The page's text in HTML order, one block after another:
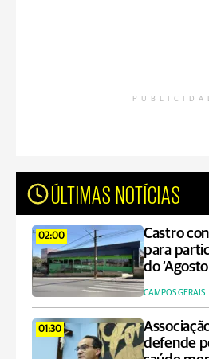
ÚLTIMAS NOTÍCIAS
02:00
Castro
para
do
CAMPOS GERAIS
01:30
defende